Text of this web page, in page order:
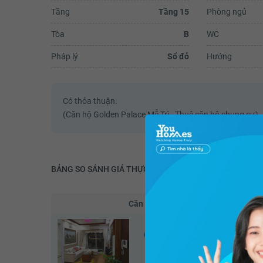
Tầng Tầng 15
Tòa B
Pháp lý Sổ đỏ
Phòng ngủ
WC
Hướng
Có thỏa thuận.
(Căn hộ Golden Palace Mễ Trì - Thuê căn hộ chung cư)
BẢNG SO SÁNH GIÁ THỰC
Căn hộ
Golden Palace Mễ Trì
(Căn đang xem)